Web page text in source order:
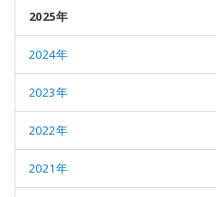
2025年
2024年
2023年
2022年
2021年